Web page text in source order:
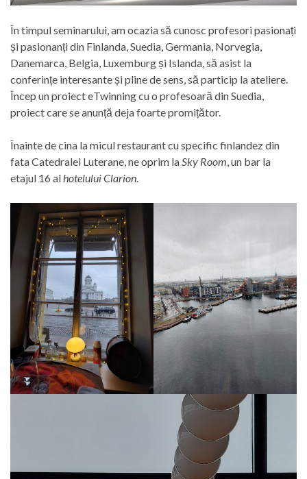
În timpul seminarului, am ocazia să cunosc profesori pasionați
și pasionanți din Finlanda, Suedia, Germania, Norvegia,
Danemarca, Belgia, Luxemburg și Islanda, să asist la
conferințe interesante și pline de sens, să particip la ateliere.
Încep un proiect eTwinning cu o profesoară din Suedia,
proiect care se anunță deja foarte promițător.
Înainte de cina la micul restaurant cu specific finlandez din
fata Catedralei Luterane, ne oprim laSky Room, un bar la
etajul 16 alhotelului Clarion.